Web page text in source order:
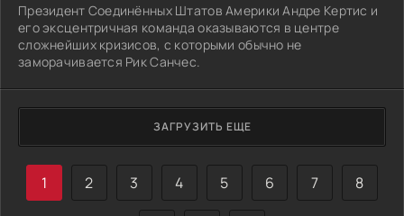
Президент Соединённых Штатов Америки Андре Кертис и
его эксцентричная команда оказываются в центре
сложнейших кризисов, с которыми обычно не
заморачивается Рик Санчес.
ЗАГРУЗИТЬ ЕЩЕ
1 2 3 4 5 6 7 8